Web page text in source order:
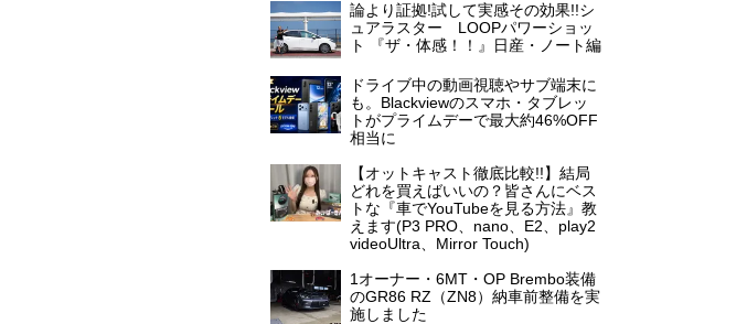
論より証拠!試して実感その効果!!シ
ュアラスター LOOPパワーショッ
ト 『ザ・体感！！』日産・ノート編
ドライブ中の動画視聴やサブ端末に
も。Blackviewのスマホ・タブレッ
トがプライムデーで最大約46%OFF
相当に
【オットキャスト徹底比較!!】結局
どれを買えばいいの？皆さんにベス
トな『車でYouTubeを見る方法』教
えます(P3 PRO、nano、E2、play2
videoUltra、Mirror Touch)
1オーナー・6MT・OP Brembo装備
のGR86 RZ（ZN8）納車前整備を実
施しました